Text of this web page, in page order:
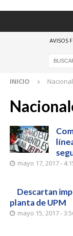
AVISOS
INICIO
mayo 17, 2017 -
Descartan
planta de UPM
mayo 15, 2017 -